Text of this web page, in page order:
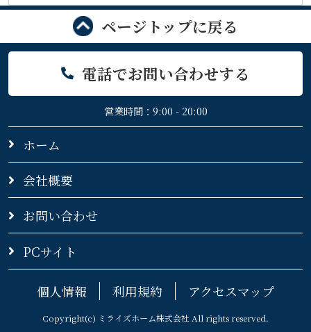
ページトップに戻る
電話でお問い合わせする
営業時間：9:00 - 20:00
ホーム
会社概要
お問い合わせ
PCサイト
個人情報 利用規約 アクセスマップ
Copyright(c) ミライズホーム株式会社 All rights reserved.